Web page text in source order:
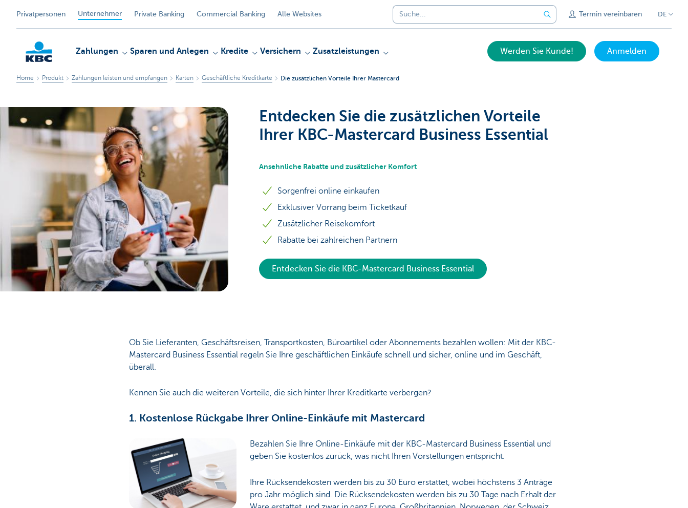
Privatpersonen Unternehmer Private Banking Commercial Banking Alle Websites Termin vereinbaren DE
KBC
Unternehmer
Zahlungen Sparen und Anlegen Kredite Versichern Zusatzleistungen Werden Sie Kunde! Anmelden
Home Produkt Zahlungen leisten und empfangen Karten Geschäftliche Kreditkarte Die zusätzlichen Vorteile Ihrer Mastercard
Entdecken Sie die zusätzlichen Vorteile
Ihrer KBC-Mastercard Business Essential
Ansehnliche Rabatte und zusätzlicher Komfort
Sorgenfrei online einkaufen
Exklusiver Vorrang beim Ticketkauf
Zusätzlicher Reisekomfort
Rabatte bei zahlreichen Partnern
Entdecken Sie die KBC-Mastercard Business Essential
Ob Sie Lieferanten, Geschäftsreisen, Transportkosten, Büroartikel oder Abonnements bezahlen wollen: Mit der KBC-
Mastercard Business Essential regeln Sie Ihre geschäftlichen Einkäufe schnell und sicher, online und im Geschäft,
überall.
Kennen Sie auch die weiteren Vorteile, die sich hinter Ihrer Kreditkarte verbergen?
1. Kostenlose Rückgabe Ihrer Online-Einkäufe mit Mastercard
Bezahlen Sie Ihre Online-Einkäufe mit der KBC-Mastercard Business Essential und
geben Sie kostenlos zurück, was nicht Ihren Vorstellungen entspricht.
Ihre Rücksendekosten werden bis zu 30 Euro erstattet, wobei höchstens 3 Anträge
pro Jahr möglich sind. Die Rücksendekosten werden bis zu 30 Tage nach Erhalt der